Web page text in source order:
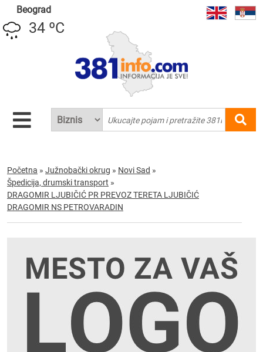
Beograd
34 ºC
Početna » Južnobački okrug » Novi Sad »
Špedicija, drumski transport »
DRAGOMIR LJUBIČIĆ PR PREVOZ TERETA LJUBIČIĆ
DRAGOMIR NS PETROVARADIN